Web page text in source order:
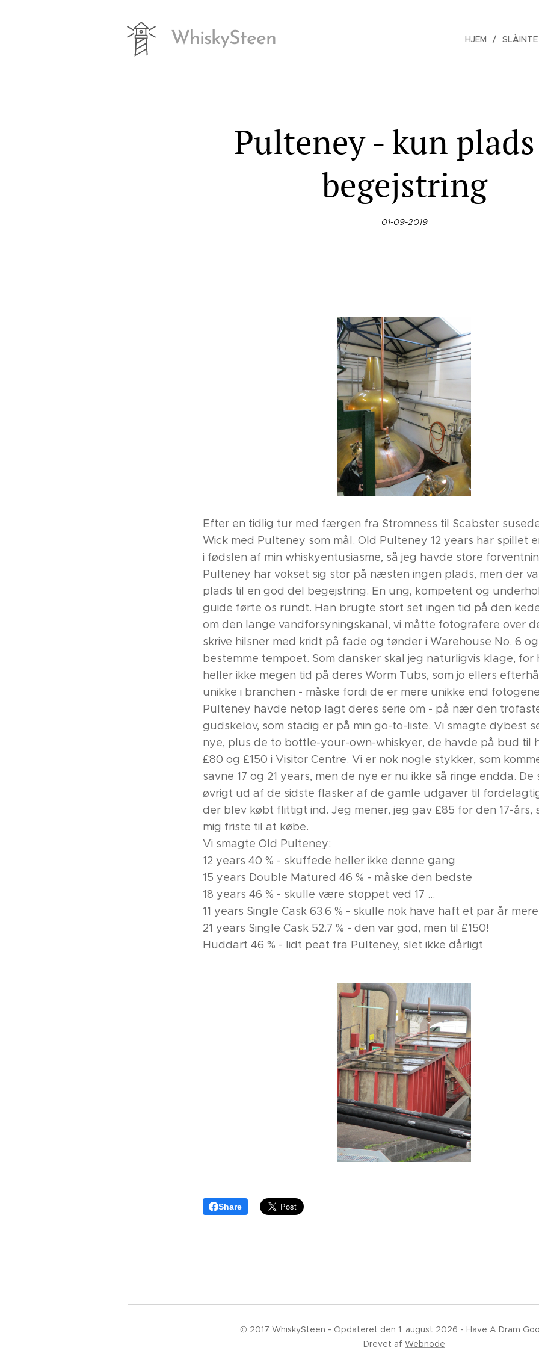
WhiskySteen HJEM SLÀINTE
Pulteney - kun
begejstring
01-09-2019
Efter en tidlig tur med færgen fra Stromness til Scabster
Wick med Pulteney som mål. Old Pulteney 12 years har spillet
i fødslen af min whiskyentusiasme, så jeg havde store
Pulteney har vokset sig stor på næsten ingen plads, men der
plads til en god del begejstring. En ung, kompetent og
guide førte os rundt. Han brugte stort set ingen tid på den
om den lange vandforsyningskanal, vi måtte fotografere over
skrive hilsner med kridt på fade og tønder i Warehouse No. 6
bestemme tempoet. Som dansker skal jeg naturligvis klage, for
heller ikke megen tid på deres Worm Tubs, som jo ellers
unikke i branchen - måske fordi de er mere unikke end
Pulteney havde netop lagt deres serie om - på nær den
gudskelov, som stadig er på min go-to-liste. Vi smagte dybest
nye, plus de to bottle-your-own-whiskyer, de havde på bud til
£80 og £150 i Visitor Centre. Vi er nok nogle stykker, som
savne 17 og 21 years, men de nye er nu ikke så ringe endda. De
øvrigt ud af de sidste flasker af de gamle udgaver til
der blev købt flittigt ind. Jeg mener, jeg gav £85 for den 17-års,
mig friste til at købe.
Vi smagte Old Pulteney:
12 years 40 % - skuffede heller ikke denne gang
15 years Double Matured 46 % - måske den bedste
18 years 46 % - skulle være stoppet ved 17 ...
11 years Single Cask 63.6 % - skulle nok have haft et par år mere
21 years Single Cask 52.7 % - den var god, men til £150!
Huddart 46 % - lidt peat fra Pulteney, slet ikke dårligt
Share
© 2017 WhiskySteen - Opdateret den 1. august 2026 - Have A Dram
Drevet af Webnode